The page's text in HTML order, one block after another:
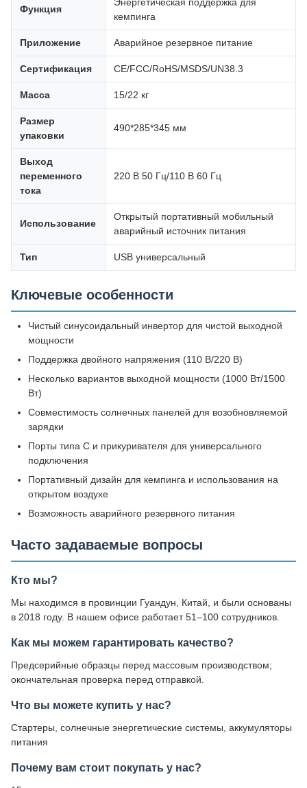
Функция
кемпинга
Приложение Аварийное резервное питание
Сертификация CE/FCC/RoHS/MSDS/UN38.3
Масса 15/22 кг
Размер
упаковки
490*285*345 мм
Выход
переменного
тока
220 В 50 Гц/110 В 60 Гц
Использование
Открытый портативный мобильный
аварийный источник питания
Тип USB универсальный
Ключевые особенности
Чистый синусоидальный инвертор для чистой выходной
мощности
Поддержка двойного напряжения (110 В/220 В)
Несколько вариантов выходной мощности (1000 Вт/1500
Вт)
Совместимость солнечных панелей для возобновляемой
зарядки
Порты типа C и прикуривателя для универсального
подключения
Портативный дизайн для кемпинга и использования на
открытом воздухе
Возможность аварийного резервного питания
Часто задаваемые вопросы
Кто мы?
Мы находимся в провинции Гуандун, Китай, и были основаны
в 2018 году. В нашем офисе работает 51–100 сотрудников.
Как мы можем гарантировать качество?
Предсерийные образцы перед массовым производством;
окончательная проверка перед отправкой.
Что вы можете купить у нас?
Стартеры, солнечные энергетические системы, аккумуляторы
питания
Почему вам стоит покупать у нас?